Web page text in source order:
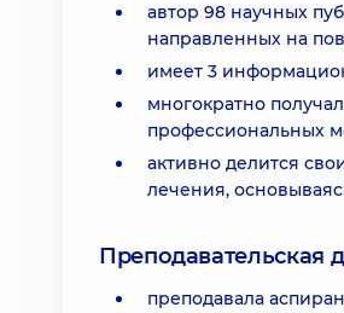
автор 98 научных
направленных на
имеет 3
многократно
профессиональных
активно делится
лечения,
Преподавательская
преподавала